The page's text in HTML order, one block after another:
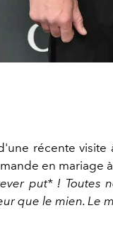
récente visite
en mariage
put* ! Toutes
que le mien. Le